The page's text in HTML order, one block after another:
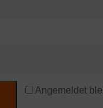
Angemeldet